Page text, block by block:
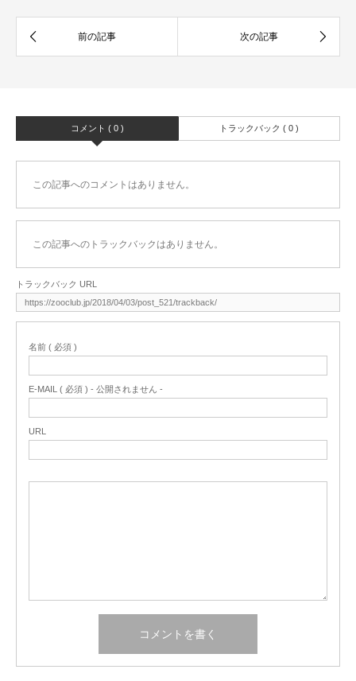
コメント ( 0 ) トラックバック ( 0 )
この記事へのコメントはありません。
この記事へのトラックバックはありません。
トラックバック URL
名前 ( 必須 )
E-MAIL ( 必須 ) - 公開されません -
URL